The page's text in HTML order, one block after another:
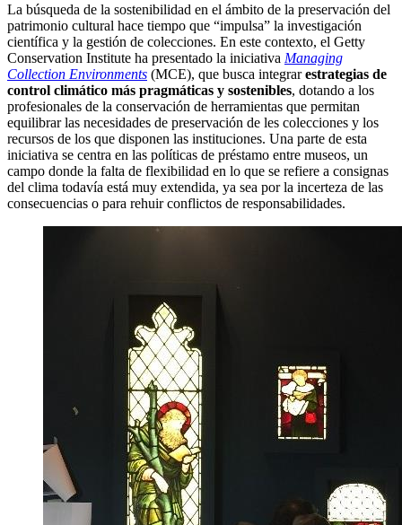
La búsqueda de la sostenibilidad en el ámbito de la preservación del
patrimonio cultural hace tiempo que “impulsa” la investigación
científica y la gestión de colecciones. En este contexto, el Getty
Conservation Institute ha presentado la iniciativa Managing
Collection Environments (MCE), que busca integrarestrategias de
control climático más pragmáticas y sostenibles, dotando a los
profesionales de la conservación de herramientas que permitan
equilibrar las necesidades de preservación de les colecciones y los
recursos de los que disponen las instituciones. Una parte de esta
iniciativa se centra en las políticas de préstamo entre museos, un
campo donde la falta de flexibilidad en lo que se refiere a consignas
del clima todavía está muy extendida, ya sea por la incerteza de las
consecuencias o para rehuir conflictos de responsabilidades.